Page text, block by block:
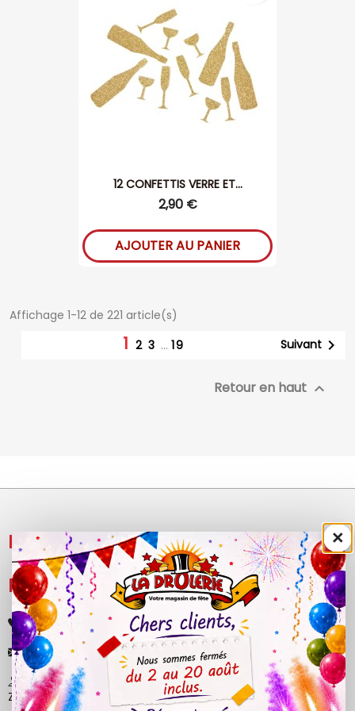
12 CONFETTIS VERRE ET...
2,90 €
AJOUTER AU PANIER
Affichage 1-12 de 221 article(s)
1 2 3 … 19 Suivant 
Retour en haut 
NOS PRODUITS 
LÉGAL 
+33 (0)4 50 40 81 00
contact@ladrolerie.fr
38 Rue de la Maladière
Z.A de la maladiere 01210 Ornex
×